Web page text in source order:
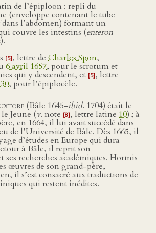
de l’épiploon : repli du
(enveloppe contenant le tube
l’abdomen) formant un
couvre les intestins (enteron
[5], lettre de Charles Spon,
6 avril 1657, pour le scrotum et
qui y descendent, et [5], lettre
, pour l’épiplocèle.
(Bâle 1645-ibid. 1704) était le
Jeune (v. note [8], lettre latine 10) ; à
en 1664, il lui avait succédé dans
de l’Université de Bâle. Dès 1665, il
d’études en Europe qui dura
à Bâle, il reprit son
ses recherches académiques. Hormis
œuvres de son grand-père,
il s’est consacré aux traductions de
qui restent inédites.